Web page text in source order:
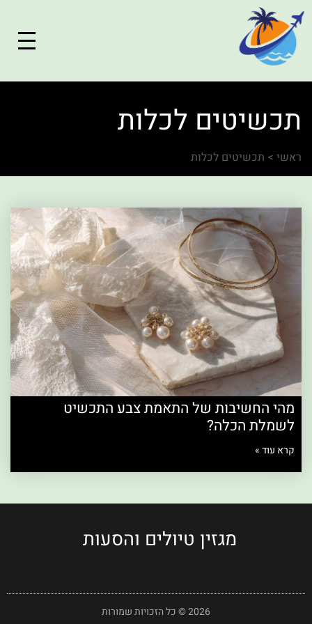
תכשיטים לכלות
ראשי > תכשיטים לכלות
מהי החשיבות של התאמת צבע התכשיט
לשמלת הכלה?
קרא עוד »
מגזין טיולים והסעות
2026 © כל הזכויות שמורות